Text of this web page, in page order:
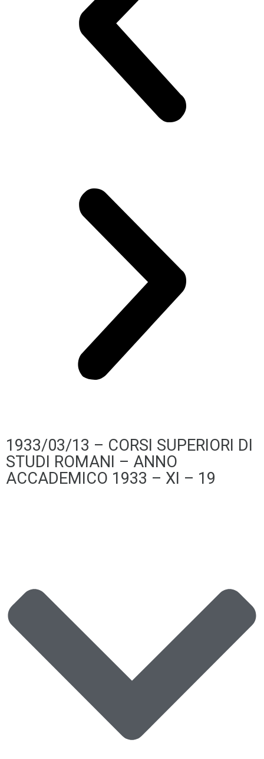
1933/03/13 – CORSI SUPERIORI DI
STUDI ROMANI – ANNO
ACCADEMICO 1933 – XI – 19